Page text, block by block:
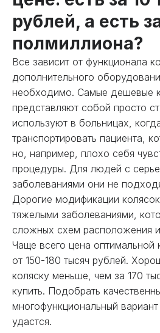
рублей, а есть
полмиллиона?
Все зависит от функционала
дополнительного
необходимо. Самые дешевые
представляют собой просто
используют в больницах,
транспортировать пациента,
но, например, плохо себя
процедуры. Для людей с
заболеваниями они не
Дорогие модификации
тяжелыми заболеваниями,
сложных схем расположения
Чаще всего цена оптимальной
от 150-180 тысяч рублей.
коляску меньше, чем за 170
купить. Подобрать
многофункциональный
удастся.